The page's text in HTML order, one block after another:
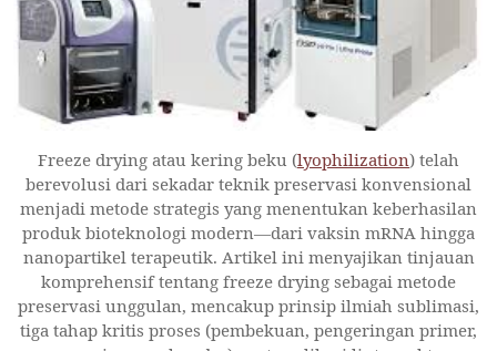
Freeze drying atau kering beku (lyophilization) telah
berevolusi dari sekadar teknik preservasi konvensional
menjadi metode strategis yang menentukan keberhasilan
produk bioteknologi modern—dari vaksin mRNA hingga
nanopartikel terapeutik. Artikel ini menyajikan tinjauan
komprehensif tentang freeze drying sebagai metode
preservasi unggulan, mencakup prinsip ilmiah sublimasi,
tiga tahap kritis proses (pembekuan, pengeringan primer,